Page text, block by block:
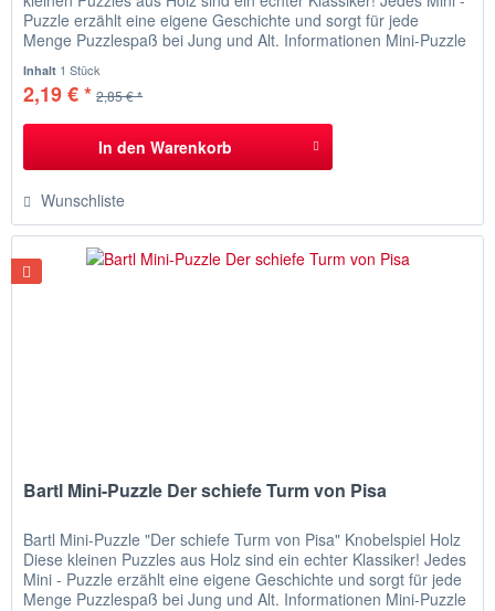
Puzzle erzählt eine eigene Geschichte und sorgt für jede
Menge Puzzlespaß bei Jung und Alt. Informationen Mini-Puzzle
Teufel vor die Wahl gestellt: fünf Jahre Fegefeuer oder...
Inhalt 1 Stück
2,19 € * 2,85 € *
In den Warenkorb
Wunschliste
Bartl Mini-Puzzle Der schiefe Turm von Pisa
Bartl Mini-Puzzle "Der schiefe Turm von Pisa" Knobelspiel Holz
Diese kleinen Puzzles aus Holz sind ein echter Klassiker! Jedes
Mini - Puzzle erzählt eine eigene Geschichte und sorgt für jede
Menge Puzzlespaß bei Jung und Alt. Informationen Mini-Puzzle